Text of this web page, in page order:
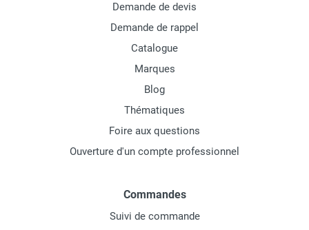
Demande de devis
Demande de rappel
Catalogue
Marques
Blog
Thématiques
Foire aux questions
Ouverture d'un compte professionnel
Commandes
Suivi de commande